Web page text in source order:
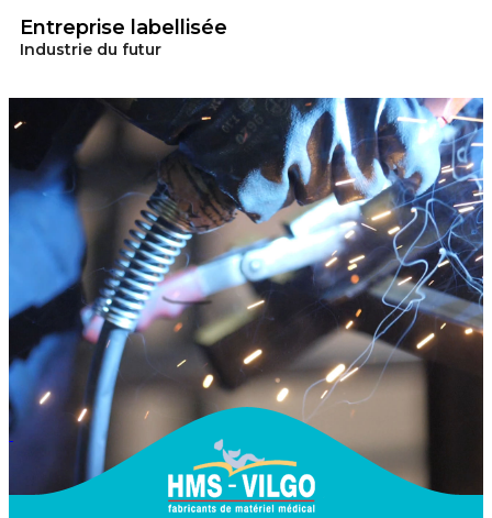
Entreprise labellisée
Industrie du futur